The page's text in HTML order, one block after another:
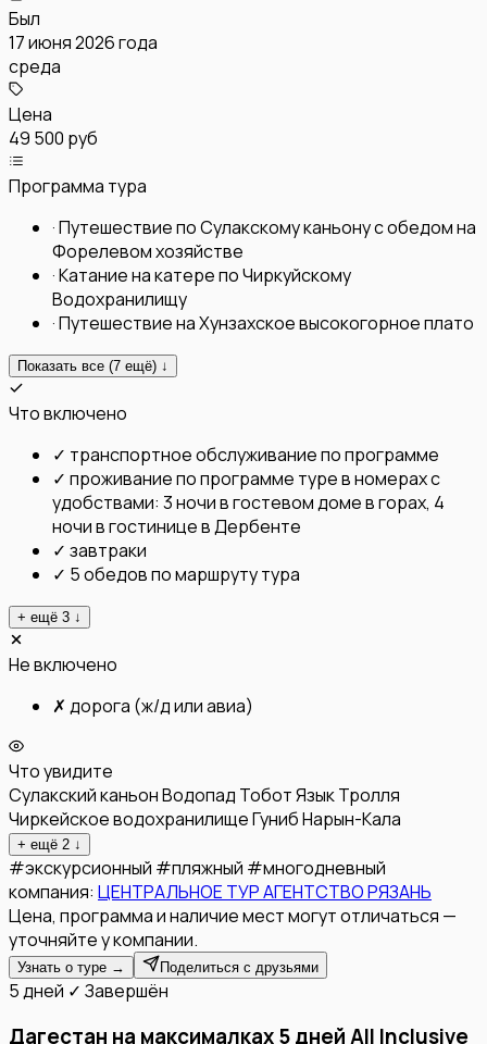
Был
17 июня 2026 года
среда
Цена
49 500 руб
Программа тура
·Путешествие по Сулакскому каньону с обедом на
Форелевом хозяйстве
·Катание на катере по Чиркуйскому
Водохранилищу
·Путешествие на Хунзахское высокогорное плато
Показать все (7 ещё) ↓
Что включено
✓ транспортное обслуживание по программе
✓ проживание по программе туре в номерах с
удобствами: 3 ночи в гостевом доме в горах, 4
ночи в гостинице в Дербенте
✓ завтраки
✓ 5 обедов по маршруту тура
+ ещё 3 ↓
Не включено
✗ дорога (ж/д или авиа)
Что увидите
Сулакский каньонВодопад ТоботЯзык Тролля
Чиркейское водохранилищеГунибНарын-Кала
+ ещё 2 ↓
#экскурсионный #пляжный #многодневный
компания: ЦЕНТРАЛЬНОЕ ТУР АГЕНТСТВО РЯЗАНЬ
Цена, программа и наличие мест могут отличаться —
уточняйте у компании.
Узнать о туре → Поделиться с друзьями
5 дней ✓ Завершён
Дагестан на максималках 5 дней All Inclusive